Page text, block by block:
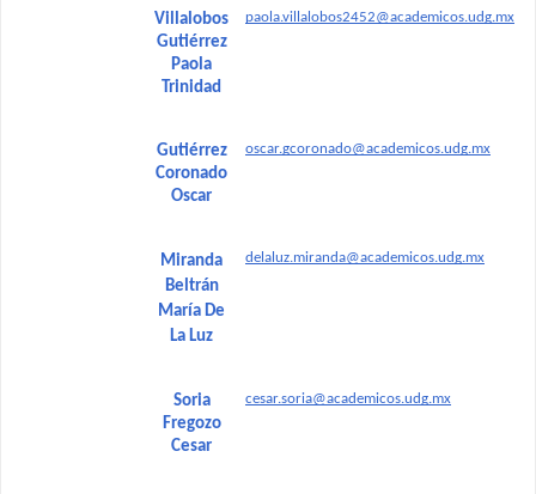
Villalobos
Gutiérrez
Paola
Trinidad
paola.villalobos2452@academicos.udg.mx
Gutiérrez
Coronado
Oscar
oscar.gcoronado@academicos.udg.mx
Miranda
Beltrán
María De
La Luz
delaluz.miranda@academicos.udg.mx
Soria
Fregozo
Cesar
cesar.soria@academicos.udg.mx